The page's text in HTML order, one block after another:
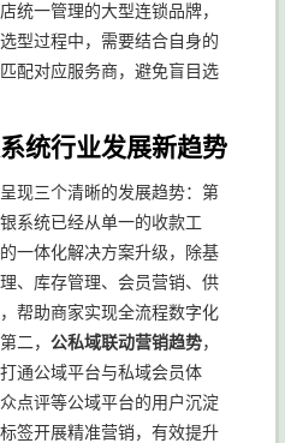
统一管理的大型连锁品牌，
型过程中，需要结合自身的
配对应服务商，避免盲目选
统行业发展新趋势
现三个清晰的发展趋势：第
系统已经从单一的收款工
一体化解决方案升级，除基
、库存管理、会员营销、供
帮助商家实现全流程数字化
二， 公私域联动营销趋势，
通公域平台与私域会员体
点评等公域平台的用户沉淀
签开展精准营销，有效提升